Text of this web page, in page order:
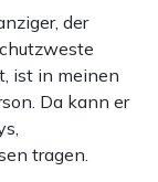
der
ist in meinen
Da kann er
tragen.